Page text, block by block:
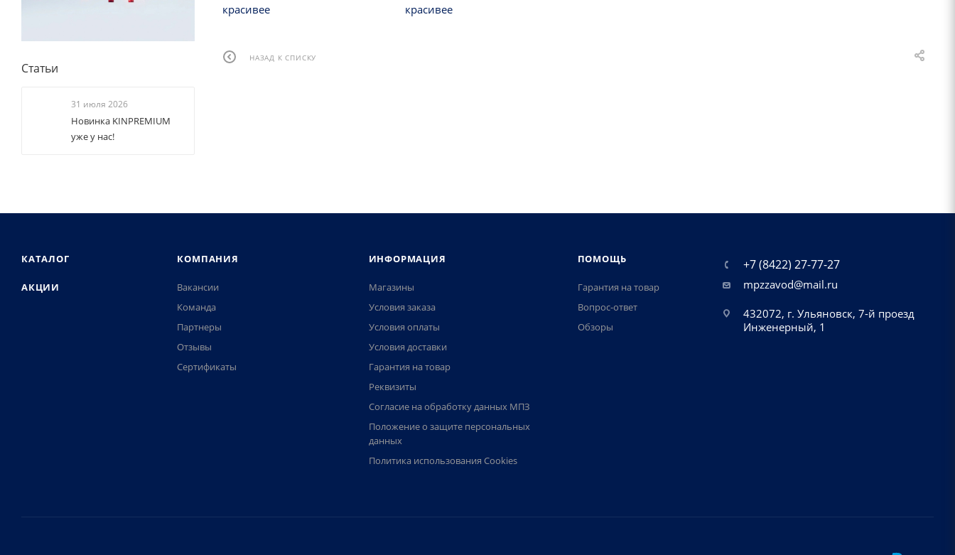
НАЗАД К СПИСКУ
Статьи
31 июля 2026
Новинка KINPREMIUM
уже у нас!
КАТАЛОГ
АКЦИИ
КОМПАНИЯ
Вакансии
Команда
Партнеры
Отзывы
Сертификаты
ИНФОРМАЦИЯ
Магазины
Условия заказа
Условия оплаты
Условия доставки
Гарантия на товар
Реквизиты
Согласие на обработку данных МПЗ
Положение о защите персональных
данных
Политика использования Cookies
ПОМОЩЬ
Гарантия на товар
Вопрос-ответ
Обзоры
+7 (8422) 27-77-27
mpzzavod@mail.ru
432072, г. Ульяновск, 7-й проезд
Инженерный, 1